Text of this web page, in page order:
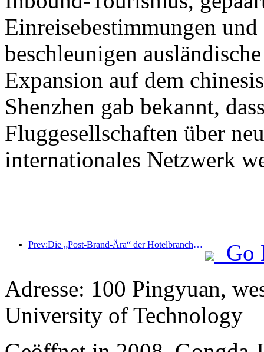
Einreisebestimmungen
beschleunigen
Expansion auf dem
Shenzhen gab bekannt,
Fluggesellschaften über
internationales Netzwerk
Prev:Die „Post-Brand-Ära“ der Hotelbranche: Von der Größenausweitung zur Effizienzsteigerung
Go
Adresse: 100 Pingyuan,
University of Technology